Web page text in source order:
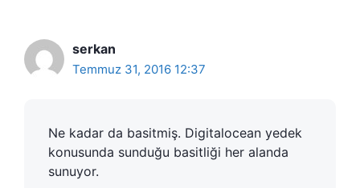
serkan
Temmuz 31, 2016 12:37
Ne kadar da basitmiş. Digitalocean yedek
konusunda sunduğu basitliği her alanda
sunuyor.